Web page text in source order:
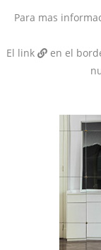
Para mas
El link
en el